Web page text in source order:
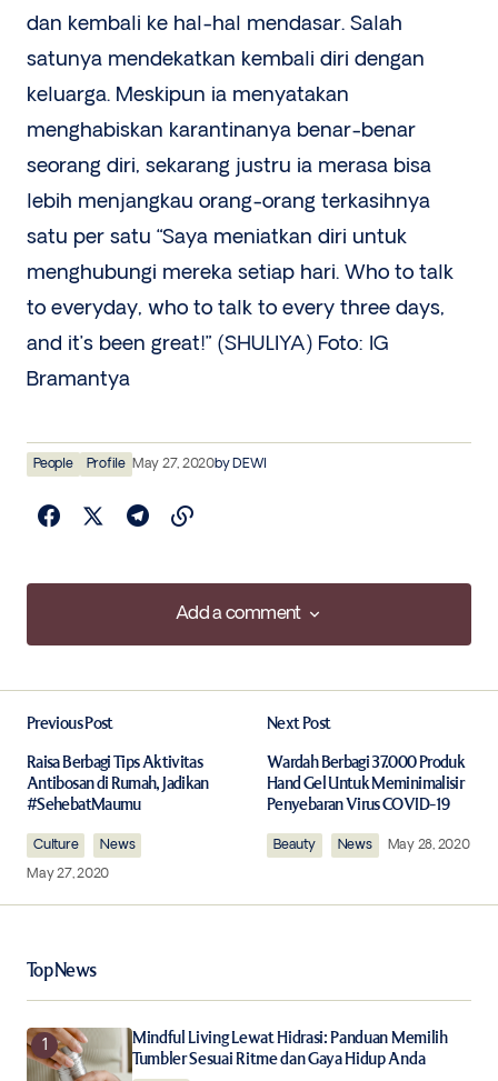
dan kembali ke hal-hal mendasar. Salah
satunya mendekatkan kembali diri dengan
keluarga. Meskipun ia menyatakan
menghabiskan karantinanya benar-benar
seorang diri, sekarang justru ia merasa bisa
lebih menjangkau orang-orang terkasihnya
satu per satu “Saya meniatkan diri untuk
menghubungi mereka setiap hari. Who to talk
to everyday, who to talk to every three days,
and it’s been great!” (SHULIYA) Foto: IG
Bramantya
People Profile May 27, 2020byDEWI
Add a comment
Add a comment
Required fields are marked*
Your Name
Your E-mail*
Previous Post
Raisa Berbagi Tips Aktivitas
Antibosan di Rumah, Jadikan
#SehebatMaumu
Culture
News
May 27, 2020
Next Post
Wardah Berbagi 37.000 Produk
Hand Gel Untuk Meminimalisir
Penyebaran Virus COVID-19
Beauty News May 28, 2020
Top News
Mindful Living Lewat Hidrasi: Panduan Memilih
Tumbler Sesuai Ritme dan Gaya Hidup Anda